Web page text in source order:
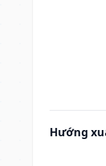
Hướng